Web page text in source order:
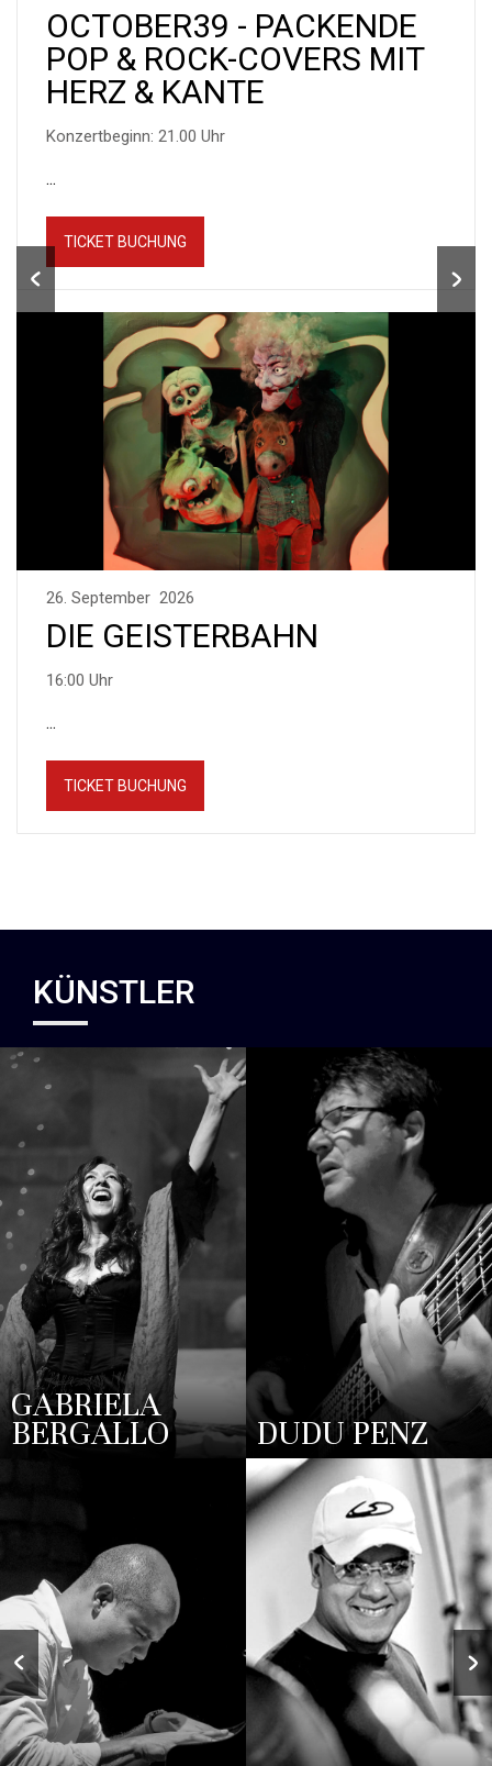
OCTOBER39 - PACKENDE
POP & ROCK-COVERS MIT
HERZ & KANTE
Konzertbeginn: 21.00 Uhr
...
TICKET BUCHUNG
26. September 2026
DIE GEISTERBAHN
16:00 Uhr
...
TICKET BUCHUNG
Anterior
KÜNSTLER
GABRIELA
BERGALLO DUDU PENZ
Anterior